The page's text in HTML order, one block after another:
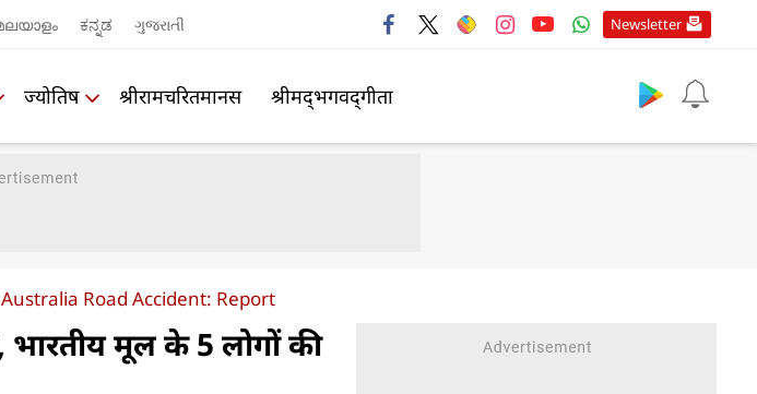
ಕನ್ನಡ ગુજરાતી Newsletter
ज्योतिष श्रीरामचरितमानस श्रीमद्‍भगवद्‍गीता
Road Accident: Report
मूल के 5 लोगों की